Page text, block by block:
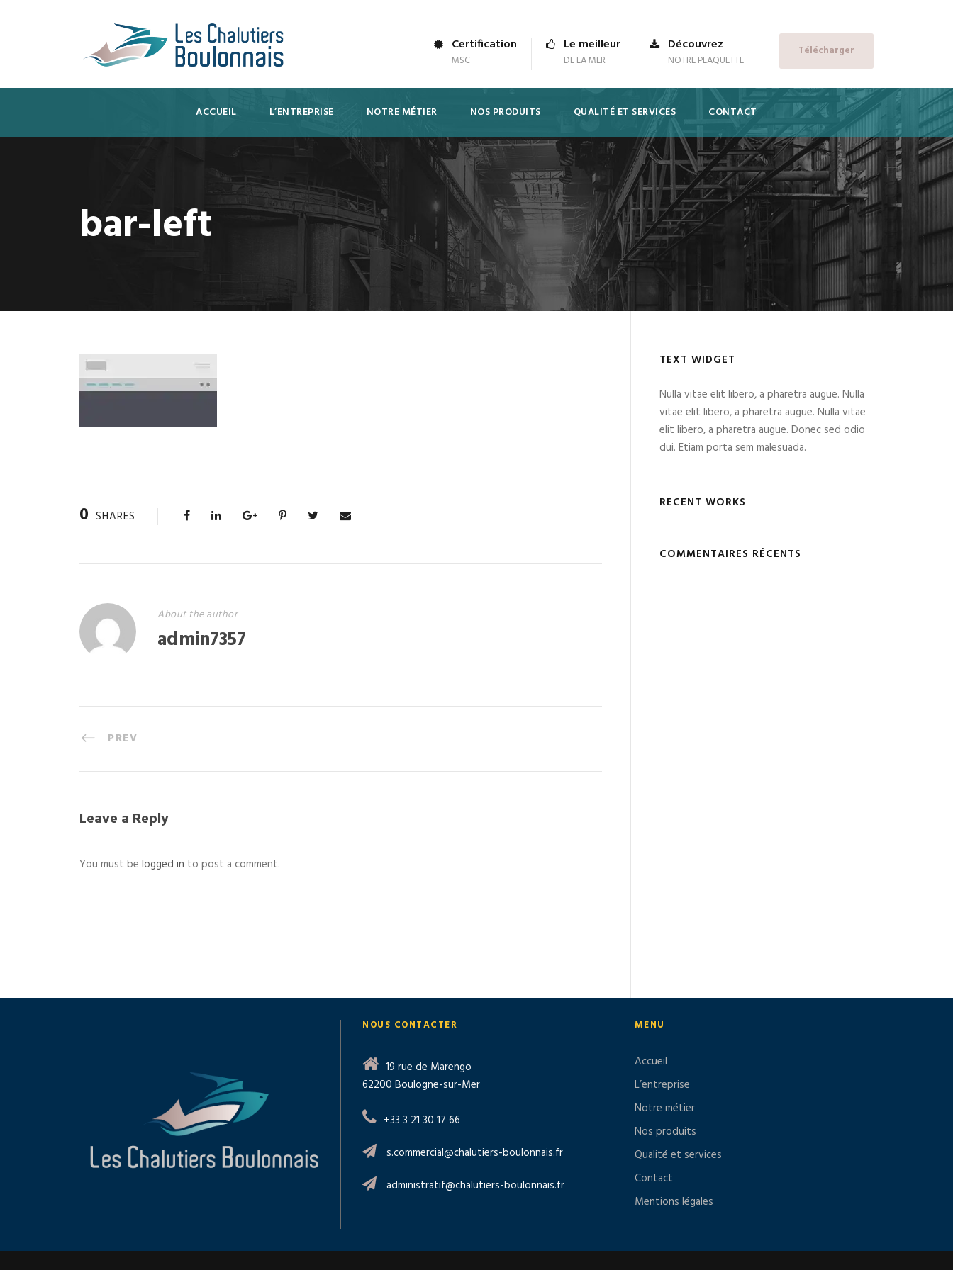
Certification
MSC
Le meilleur
DE LA MER
Découvrez
NOTRE PLAQUETTE
Télécharger
ACCUEIL L’ENTREPRISE NOTRE MÉTIER NOS PRODUITS QUALITÉ ET SERVICES CONTACT
bar-left
0 SHARES
About the author
admin7357
PREV
Leave a Reply
You must be logged in to post a comment.
TEXT WIDGET
Nulla vitae elit libero, a pharetra augue. Nulla
vitae elit libero, a pharetra augue. Nulla vitae
elit libero, a pharetra augue. Donec sed odio
dui. Etiam porta sem malesuada.
RECENT WORKS
COMMENTAIRES RÉCENTS
NOUS CONTACTER
19 rue de Marengo
62200 Boulogne-sur-Mer
+33 3 21 30 17 66
s.commercial@chalutiers-boulonnais.fr
administratif@chalutiers-boulonnais.fr
MENU
Accueil
L’entreprise
Notre métier
Nos produits
Qualité et services
Contact
Mentions légales